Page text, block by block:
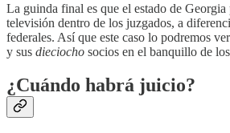
La guinda final es que el estado de Georgia
televisión dentro de los juzgados, a
federales. Así que este caso lo podremos
y sus dieciocho socios en el banquillo de
¿Cuándo habrá juicio?